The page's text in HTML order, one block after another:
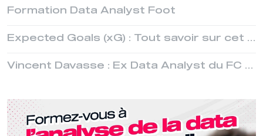
Formation Data Analyst Foot
Expected Goals (xG) : Tout savoir sur cet indicateur
Vincent Davasse : Ex Data Analyst du FC Versailles